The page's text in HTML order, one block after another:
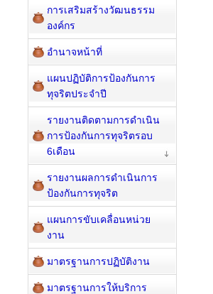
การเสริมสร้างวัฒนธรรม
องค์กร
อำนาจหน้าที่
แผนปฏิบัติการป้องกันการ
ทุจริตประจำปี
รายงานติดตามการดำเนิน
การป้องกันการทุจริตรอบ
6เดือน
รายงานผลการดำเนินการ
ป้องกันการทุจริต
แผนการขับเคลื่อนหน่วย
งาน
มาตรฐานการปฏิบัติงาน
มาตรฐานการให้บริการ